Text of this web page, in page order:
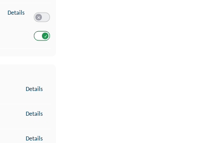
Details zu Entwicklung und Verbesserung der Angebote
Details
Details
Details